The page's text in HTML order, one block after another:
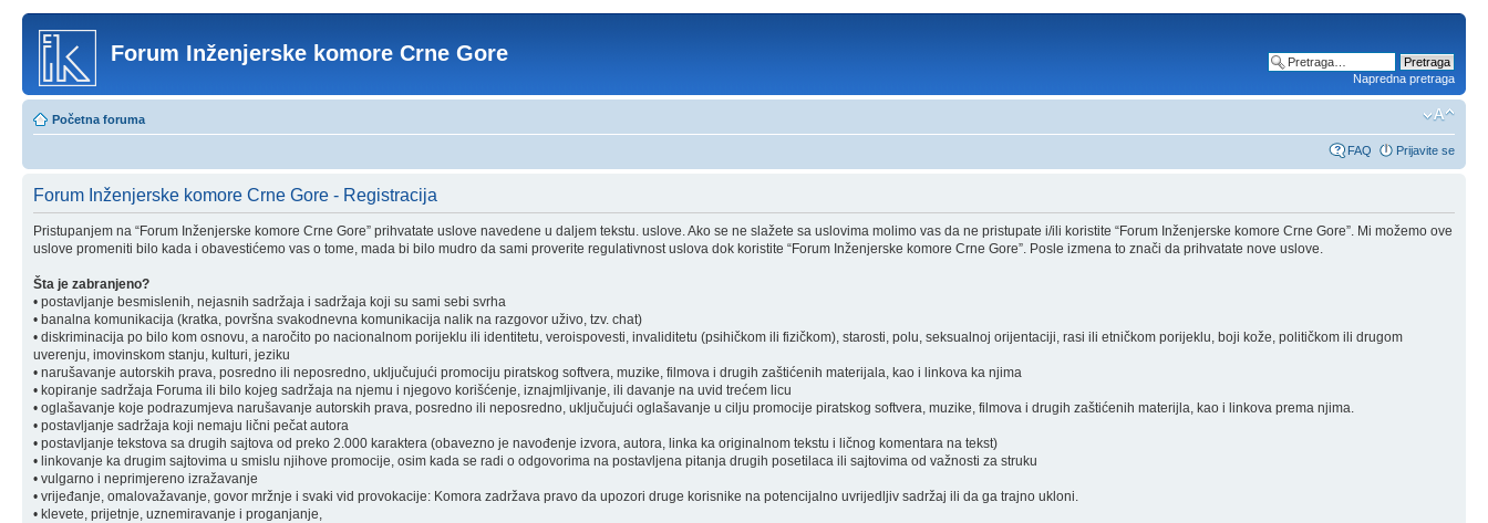
Forum Inženjerske komore Crne Gore
Napredna pretraga
Početna foruma
FAQ Prijavite se
Forum Inženjerske komore Crne Gore - Registracija
Pristupanjem na “Forum Inženjerske komore Crne Gore” prihvatate uslove navedene u daljem tekstu. uslove. Ako se ne slažete sa uslovima molimo vas da ne pristupate i/ili koristite “Forum Inženjerske komore Crne Gore”. Mi možemo ove
uslove promeniti bilo kada i obavestićemo vas o tome, mada bi bilo mudro da sami proverite regulativnost uslova dok koristite “Forum Inženjerske komore Crne Gore”. Posle izmena to znači da prihvatate nove uslove.
Šta je zabranjeno?
• postavljanje besmislenih, nejasnih sadržaja i sadržaja koji su sami sebi svrha
• banalna komunikacija (kratka, površna svakodnevna komunikacija nalik na razgovor uživo, tzv. chat)
• diskriminacija po bilo kom osnovu, a naročito po nacionalnom porijeklu ili identitetu, veroispovesti, invaliditetu (psihičkom ili fizičkom), starosti, polu, seksualnoj orijentaciji, rasi ili etničkom porijeklu, boji kože, političkom ili drugom
uverenju, imovinskom stanju, kulturi, jeziku
• narušavanje autorskih prava, posredno ili neposredno, uključujući promociju piratskog softvera, muzike, filmova i drugih zaštićenih materijala, kao i linkova ka njima
• kopiranje sadržaja Foruma ili bilo kojeg sadržaja na njemu i njegovo korišćenje, iznajmljivanje, ili davanje na uvid trećem licu
• oglašavanje koje podrazumjeva narušavanje autorskih prava, posredno ili neposredno, uključujući oglašavanje u cilju promocije piratskog softvera, muzike, filmova i drugih zaštićenih materijla, kao i linkova prema njima.
• postavljanje sadržaja koji nemaju lični pečat autora
• postavljanje tekstova sa drugih sajtova od preko 2.000 karaktera (obavezno je navođenje izvora, autora, linka ka originalnom tekstu i ličnog komentara na tekst)
• linkovanje ka drugim sajtovima u smislu njihove promocije, osim kada se radi o odgovorima na postavljena pitanja drugih posetilaca ili sajtovima od važnosti za struku
• vulgarno i neprimjereno izražavanje
• vrijeđanje, omalovažavanje, govor mržnje i svaki vid provokacije: Komora zadržava pravo da upozori druge korisnike na potencijalno uvrijedljiv sadržaj ili da ga trajno ukloni.
• klevete, prijetnje, uznemiravanje i proganjanje,